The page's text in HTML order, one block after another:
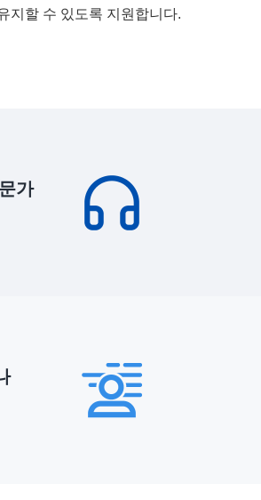
지할 수 있도록 지원합니다.
가